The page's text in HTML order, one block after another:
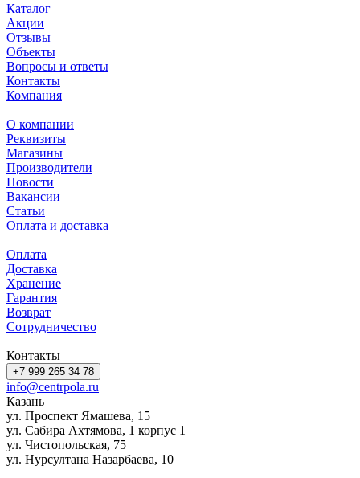
Каталог
Акции
Отзывы
Объекты
Вопросы и ответы
Контакты
Компания
О компании
Реквизиты
Магазины
Производители
Новости
Вакансии
Статьи
Оплата и доставка
Оплата
Доставка
Хранение
Гарантия
Возврат
Сотрудничество
Контакты
+7 999 265 34 78
info@centrpola.ru
Казань
ул. Проспект Ямашева, 15
ул. Сабира Ахтямова, 1 корпус 1
ул. Чистопольская, 75
ул. Нурсултана Назарбаева, 10